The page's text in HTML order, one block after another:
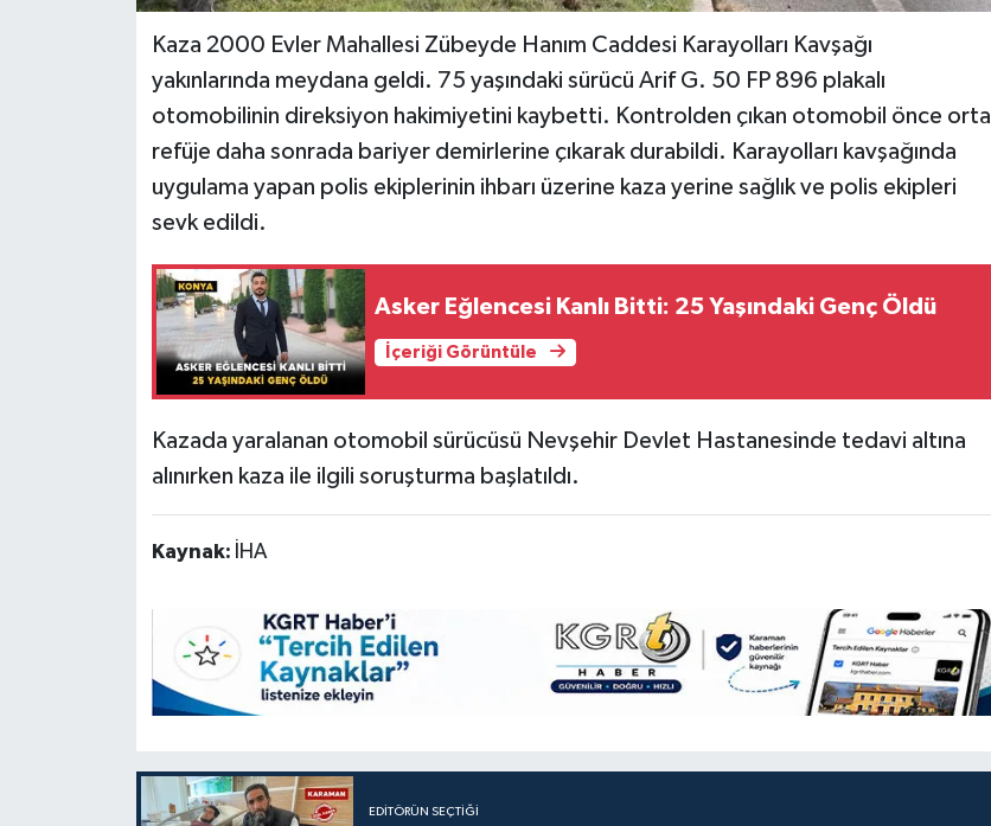
Kaza 2000 Evler Mahallesi Zübeyde Hanım Caddesi Karayolları Kavşağı
yakınlarında meydana geldi. 75 yaşındaki sürücü Arif G. 50 FP 896 plakalı
otomobilinin direksiyon hakimiyetini kaybetti. Kontrolden çıkan otomobil önce orta
refüje daha sonrada bariyer demirlerine çıkarak durabildi. Karayolları kavşağında
uygulama yapan polis ekiplerinin ihbarı üzerine kaza yerine sağlık ve polis ekipleri
sevk edildi.
Asker Eğlencesi Kanlı Bitti: 25 Yaşındaki Genç Öldü
İçeriği Görüntüle
Kazada yaralanan otomobil sürücüsü Nevşehir Devlet Hastanesinde tedavi altına
alınırken kaza ile ilgili soruşturma başlatıldı.
Kaynak: İHA
EDITÖRÜN SEÇTIĞI